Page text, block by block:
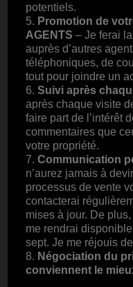
potentiels.
5. Promotion de
AGENTS – Je ferai
auprès d’autres
téléphoniques, de
tout pour joindre un
6. Suivi après
après chaque visite
faire part de l’intérêt
commentaires que
votre propriété.
7. Communication
n’aurez jamais à
processus de vente
contacterai
mises à jour. De
me rendrai
sept. Je me réjouis
8. Négociation du
conviennent le